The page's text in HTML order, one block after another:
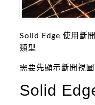
Solid Edge 使用斷
類型
需要先顯示斷開視圖
Solid